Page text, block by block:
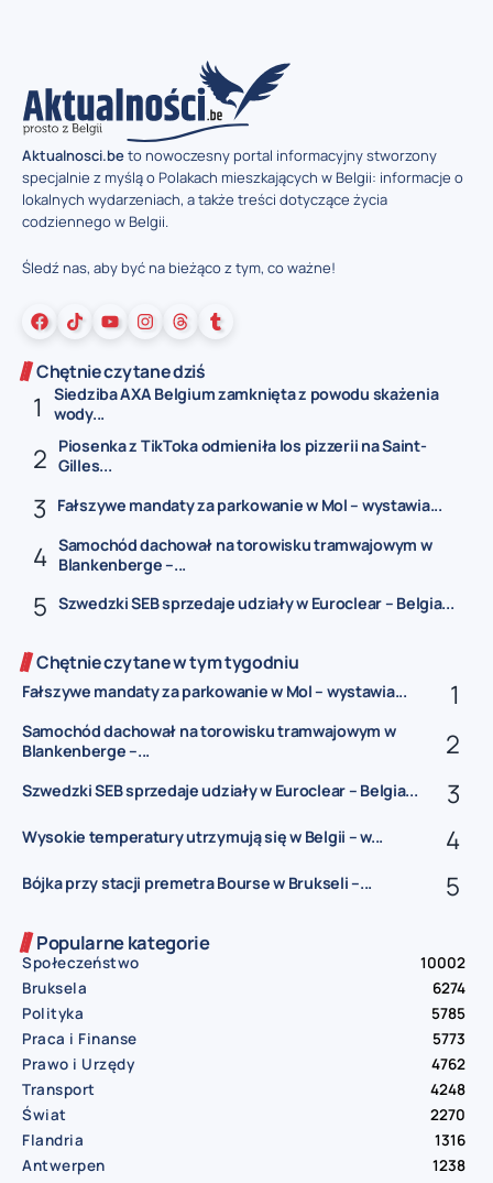
Aktualnosci.beto nowoczesny portal informacyjny stworzony
specjalnie z myślą o Polakach mieszkających w Belgii: informacje o
lokalnych wydarzeniach, a także treści dotyczące życia
codziennego w Belgii.
Śledź nas, aby być na bieżąco z tym, co ważne!
Chętnie czytane dziś
Siedziba AXA Belgium zamknięta z powodu skażenia
wody...
Piosenka z TikToka odmieniła los pizzerii na Saint-
Gilles...
Fałszywe mandaty za parkowanie w Mol – wystawia...
Samochód dachował na torowisku tramwajowym w
Blankenberge –...
Szwedzki SEB sprzedaje udziały w Euroclear – Belgia...
Chętnie czytane w tym tygodniu
Fałszywe mandaty za parkowanie w Mol – wystawia...
Samochód dachował na torowisku tramwajowym w
Blankenberge –...
Szwedzki SEB sprzedaje udziały w Euroclear – Belgia...
Wysokie temperatury utrzymują się w Belgii – w...
Bójka przy stacji premetra Bourse w Brukseli –...
Popularne kategorie
Społeczeństwo
10002
Bruksela
6274
Polityka
5785
Praca i Finanse
5773
Prawo i Urzędy
4762
Transport
4248
Świat
2270
Flandria
1316
Antwerpen
1238